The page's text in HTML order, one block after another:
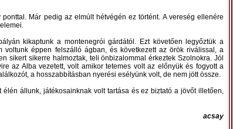
Már pedig az elmúlt hétvégén ez történt. A vereség ellenére
kikaptunk a montenegrói gárdától. Ezt követően legyőztük a
voltunk éppen felszálló ágban, és következett az örök riválissal, a
sikert sikerre halmoztak, teli önbizalommal érkeztek Szolnokra. Jól
az Alba vezetett, volt amikor tetemes volt az előnyük és fogyott a
a hosszabbításban nyerési esélyünk volt, de nem jött össze.
állunk, játékosainknak volt tartása és ez biztató a jövőt illetően,
acsay